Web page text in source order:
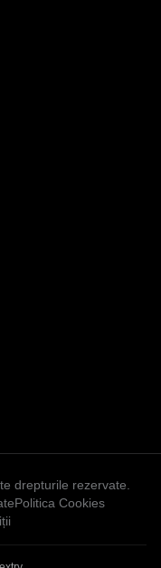
drepturile rezervate.
Politica Cookies